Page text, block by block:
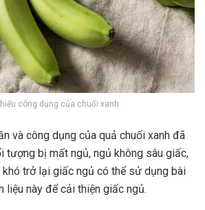
công dụng của chuối xanh
và công dụng của quả chuối xanh đã
tượng bị mất ngủ, ngủ không sâu giấc,
trở lại giấc ngủ có thể sử dụng bài
liệu này để cải thiện giấc ngủ.